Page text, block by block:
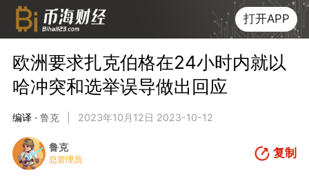
打开APP
欧洲要求扎克伯格在24小时内就以
哈冲突和选举误导做出回应
编译 · 鲁克 2023年10月12日 2023-10-12
鲁克
总管理员 复制